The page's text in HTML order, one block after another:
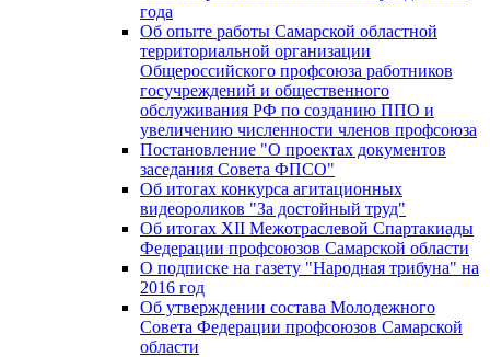
года
Об опыте работы Самарской областной
территориальной организации
Общероссийского профсоюза работников
госучреждений и общественного
обслуживания РФ по созданию ППО и
увеличению численности членов профсоюза
Постановление "О проектах документов
заседания Совета ФПСО"
Об итогах конкурса агитационных
видеороликов "За достойный труд"
Об итогах XII Межотраслевой Спартакиады
Федерации профсоюзов Самарской области
О подписке на газету "Народная трибуна" на
2016 год
Об утверждении состава Молодежного
Совета Федерации профсоюзов Самарской
области